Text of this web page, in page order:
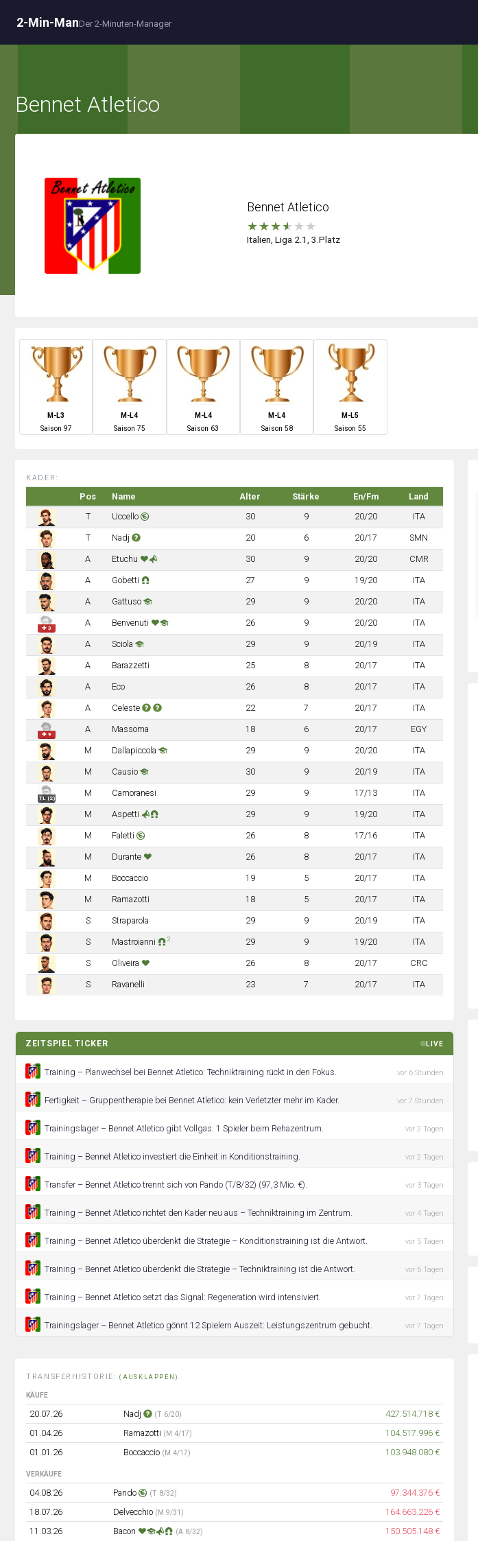
2-Min-ManDer 2-Minuten-Manager
Bennet Atletico
Bennet Atletico
★★★★ ★ ★
Italien, Liga 2.1, 3.Platz
M-L3
Saison 97
M-L4
Saison 75
M-L4
Saison 63
M-L4
Saison 58
M-L5
Saison 55
KADER:
Pos Name Alter Stärke En/Fm
Land
T
Uccello 30 9 20/20 ITA
T Nadj 20 6 20/17 SMN
A Etuchu 30 9 20/20 CMR
A Gobetti 27 9 19/20 ITA
A Gattuso 29 9 20/20 ITA
✚ 3
A Benvenuti 26 9 20/20 ITA
A Sciola 29 9 20/19 ITA
A Barazzetti 25 8 20/17 ITA
A Eco 26 8 20/17 ITA
A Celeste 22 7 20/17 ITA
✚ 9
A Massoma 18 6 20/17 EGY
M Dallapiccola 29 9 20/20 ITA
M Causio 30 9 20/19 ITA
TL (2)
M Camoranesi 29 9 17/13 ITA
M Aspetti 29 9 19/20 ITA
M Faletti 26 8 17/16 ITA
M Durante 26 8 20/17 ITA
M Boccaccio 19 5 20/17 ITA
M Ramazotti 18 5 20/17 ITA
S Straparola 29 9 20/19 ITA
S Mastroianni 2 29 9 19/20 ITA
S Oliveira 26 8 20/17 CRC
S Ravanelli 23 7 20/17 ITA
ZEITSPIEL TICKER LIVE
Training – Planwechsel bei Bennet Atletico: Techniktraining rückt in den Fokus. vor 6 Stunden
Fertigkeit – Gruppentherapie bei Bennet Atletico: kein Verletzter mehr im Kader. vor 7 Stunden
Trainingslager – Bennet Atletico gibt Vollgas: 1 Spieler beim Rehazentrum. vor 2 Tagen
Training – Bennet Atletico investiert die Einheit in Konditionstraining. vor 2 Tagen
Transfer – Bennet Atletico trennt sich von Pando (T/8/32) (97,3 Mio. €). vor 3 Tagen
Training – Bennet Atletico richtet den Kader neu aus – Techniktraining im Zentrum. vor 4 Tagen
Training – Bennet Atletico überdenkt die Strategie – Konditionstraining ist die Antwort. vor 5 Tagen
Training – Bennet Atletico überdenkt die Strategie – Techniktraining ist die Antwort. vor 6 Tagen
Training – Bennet Atletico setzt das Signal: Regeneration wird intensiviert. vor 7 Tagen
Trainingslager – Bennet Atletico gönnt 12 Spielern Auszeit: Leistungszentrum gebucht. vor 7 Tagen
TRANSFERHISTORIE:(AUSKLAPPEN)
KÄUFE
20.07.26 Nadj (T 6/20)
427.514.718 €
01.04.26
Ramazotti (M 4/17)
104.517.996 €
01.01.26
Boccaccio (M 4/17) 103.948.080 €
VERKÄUFE
04.08.26 Pando (T 8/32)
97.344.376 €
18.07.26
Delvecchio (M 9/31)
164.663.226 €
11.03.26
Bacon (A 8/32) 150.505.148 €